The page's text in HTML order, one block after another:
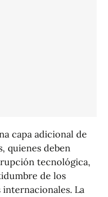
capa adicional de
quienes deben
tecnológica,
de los
La